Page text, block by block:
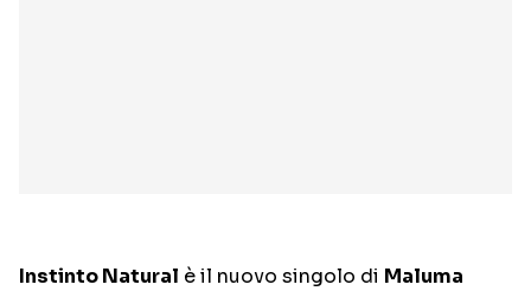
Instinto Natural è il nuovo singolo di Maluma